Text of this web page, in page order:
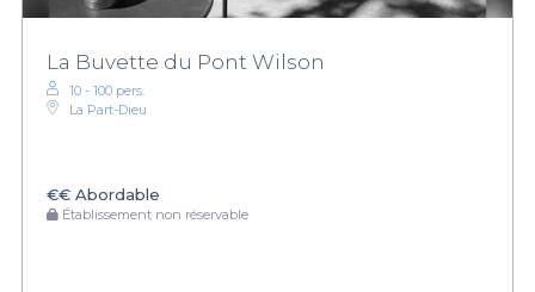
La Buvette du Pont Wilson
10 - 100 pers.
La Part-Dieu
€€ Abordable
Établissement non réservable